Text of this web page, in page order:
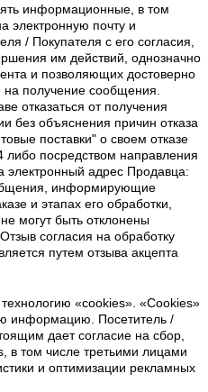
информационные, в том
электронную почту и
/ Покупателя с его согласия,
им действий, однозначно
и позволяющих достоверно
на получение сообщения.
отказаться от получения
без объяснения причин отказа
поставки" о своем отказе
посредством направления
электронный адрес Продавца:
информирующие
и этапах его обработки,
могут быть отклонены
согласия на обработку
путем отзыва акцепта
«cookies». «Cookies»
информацию. Посетитель /
дает согласие на сбор,
в том числе третьими лицами
и оптимизации рекламных